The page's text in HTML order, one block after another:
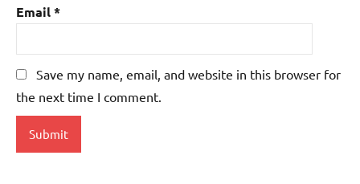
Email*
Save my name, email, and website in this browser for
the next time I comment.